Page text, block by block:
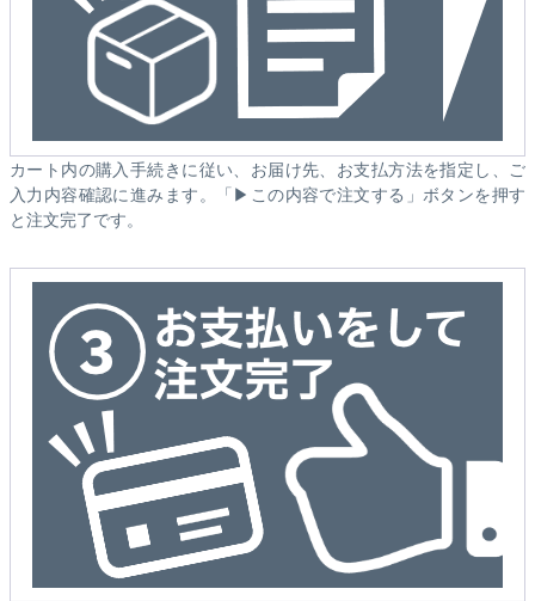
カート内の購入手続きに従い、お届け先、お支払方法を指定し、ご
入力内容確認に進みます。「▶この内容で注文する」ボタンを押す
と注文完了です。